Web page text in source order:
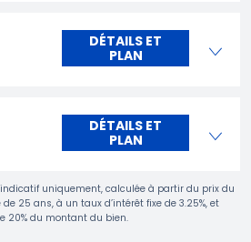
DÉTAILS ET
PLAN
DÉTAILS ET
PLAN
uniquement, calculée à partir du prix du
25 ans, à un taux d’intérêt fixe de 3.25%, et
20% du montant du bien.